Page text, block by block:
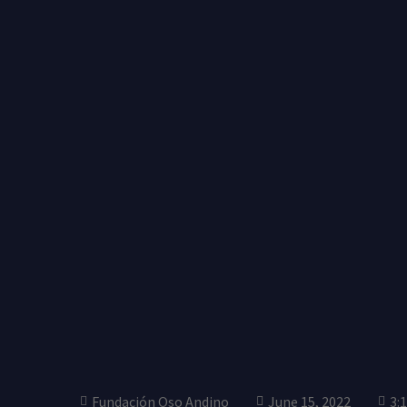
Fundación Oso Andino June 15, 2022